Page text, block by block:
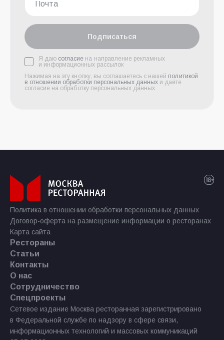
Подписаться
Я даю согласие на направление рекламных
и информационных рассылок
Нажимая на эту кнопку, вы соглашаетесь с нашей политикой
в отношении обработки персональных данных и даёте
согласие на обработку персональных данных.
Политика в отношении обработки персональных данных
Договор-оферта на размещение информации о ресторанах
Карта сайта
Рестораны
Статьи
Контакты
О нас
Сотрудничество
Спецпроекты
Сетевое издание Москва ресторанная зарегистрировано
в Федеральной службе по надзору в сфере связи,
информационных технологий и массовых коммуникаций